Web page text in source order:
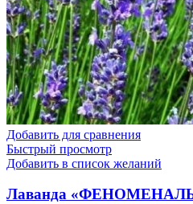
Добавить для сравнения
Быстрый просмотр
Добавить в список желаний
Лаванда